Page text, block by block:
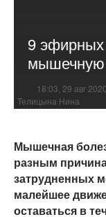
9
мышечную
18:03, 29 авг 2020
Телицына Нина
Мышечная
разным
затрудненных
малейшее
оставаться в